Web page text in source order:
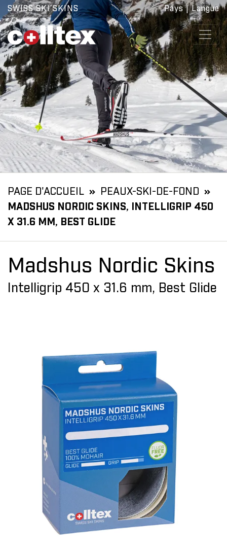
SWISS SKI SKINS Pays|Langue
PAGE D'ACCUEIL
PEAUX-SKI-DE-FOND
MADSHUS NORDIC SKINS, INTELLIGRIP 450
X 31.6 MM, BEST GLIDE
Madshus Nordic Skins
Intelligrip 450 x 31.6 mm, Best Glide